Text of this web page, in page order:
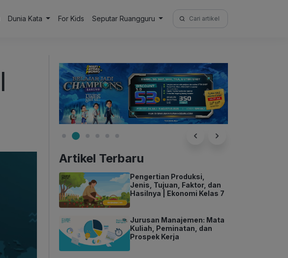
Dunia Kata For Kids Seputar Ruangguru
Search
for:
Artikel Terbaru
Pengertian Produksi,
Jenis, Tujuan, Faktor, dan
Hasilnya | Ekonomi Kelas 7
Jurusan Manajemen: Mata
Kuliah, Peminatan, dan
Prospek Kerja